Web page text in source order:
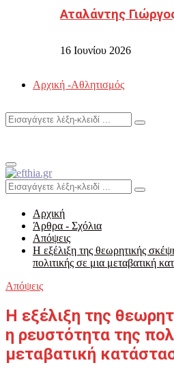
Αταλάντης
16 Ιουνίου 2026
Αρχική -Αθλητισμός
Search
Search
Primary
Menu
Search
for:
Search
Αρχική
Άρθρα - Σχόλια
Απόψεις
Η εξέλιξη της θεωρητικής
πολιτικής σε μια μεταβατική
Απόψεις
Η εξέλιξη της
η ρευστότητα της
μεταβατική